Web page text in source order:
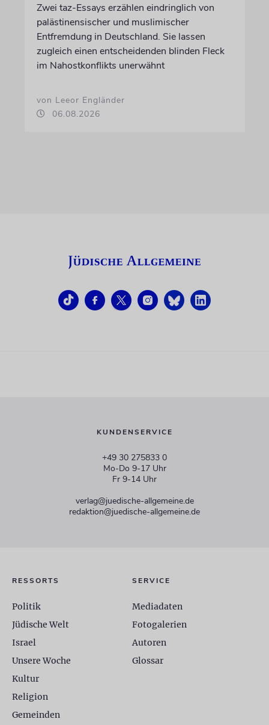
Zwei taz-Essays erzählen eindringlich von
palästinensischer und muslimischer
Entfremdung in Deutschland. Sie lassen
zugleich einen entscheidenden blinden Fleck
im Nahostkonflikts unerwähnt
von Leeor Engländer
06.08.2026
KUNDENSERVICE
+49 30 275833 0
Mo-Do 9-17 Uhr
Fr 9-14 Uhr
verlag@juedische-allgemeine.de
redaktion@juedische-allgemeine.de
RESSORTS
Politik
Jüdische Welt
Israel
Unsere Woche
Kultur
Religion
Gemeinden
SERVICE
Mediadaten
Fotogalerien
Autoren
Glossar